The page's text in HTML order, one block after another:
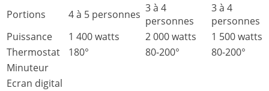
Portions
4 à 5 personnes 3 à 4
personnes
3 à 4
personnes
Puissance
1 400 watts 2 000 watts
1 500 watts
Thermostat
180° 80-200°
80-200°
Minuteur
Ecran digital